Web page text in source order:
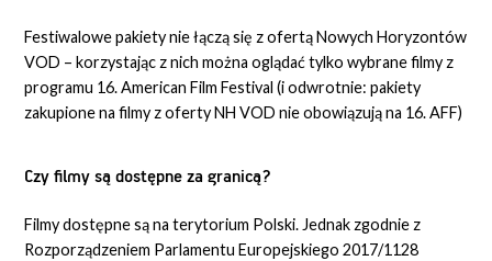
Festiwalowe pakiety nie łączą się z ofertą Nowych Horyzontów
VOD – korzystając z nich można oglądać tylko wybrane filmy z
programu 16. American Film Festival (i odwrotnie: pakiety
zakupione na filmy z oferty NH VOD nie obowiązują na 16. AFF)
Czy filmy są dostępne za granicą?
Filmy dostępne są na terytorium Polski. Jednak zgodnie z
Rozporządzeniem Parlamentu Europejskiego 2017/1128